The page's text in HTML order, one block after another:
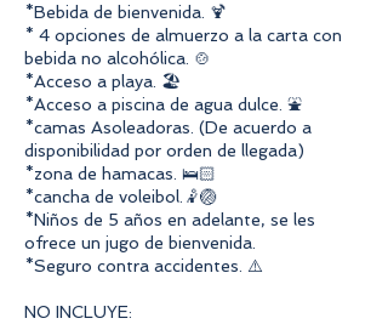
*Bebida de bienvenida. 🍹
* 4 opciones de almuerzo a la carta con
bebida no alcohólica. 🍲
*Acceso a playa. 🏖️
*Acceso a piscina de agua dulce. ⛲
*camas Asoleadoras. (De acuerdo a
disponibilidad por orden de llegada)
*zona de hamacas. 🛌🏻
*cancha de voleibol.🤾🏐
*Niños de 5 años en adelante, se les
ofrece un jugo de bienvenida.
*Seguro contra accidentes. ⚠️
NO INCLUYE: